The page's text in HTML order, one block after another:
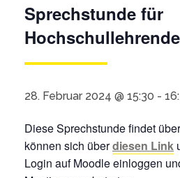
Sprechstunde für
28. Februar 2024 @ 15:30 -
Diese Sprechstunde findet
können sich überdiesen Link
Login auf Moodle einloggen